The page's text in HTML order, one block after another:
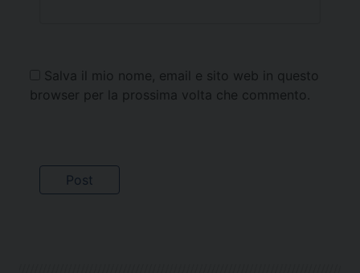
Salva il mio nome, email e sito web in questo
browser per la prossima volta che commento.